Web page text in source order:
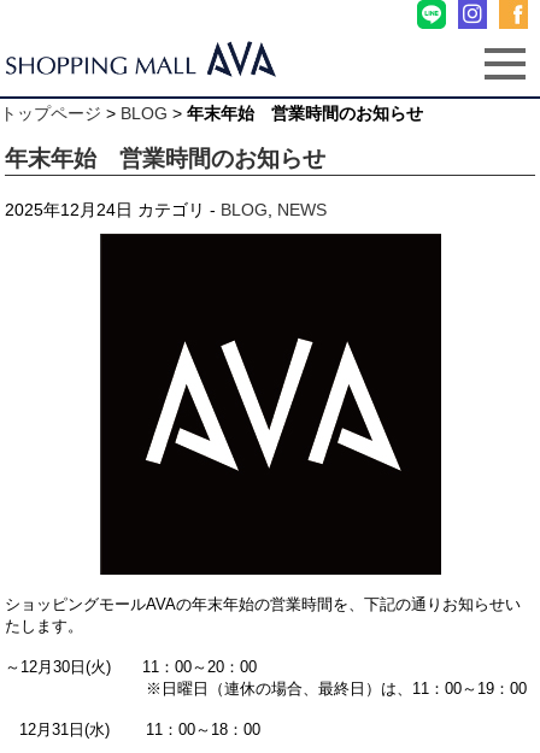
トップページ > BLOG > 年末年始 営業時間のお知らせ
年末年始 営業時間のお知らせ
2025年12月24日 カテゴリ - BLOG NEWS
ショッピングモールAVAの年末年始の営業時間を、下記の通りお知らせい
たします。
～12月30日(火) 11：00～20：00
※日曜日（連休の場合、最終日）は、11：00～19：00
12月31日(水) 11：00～18：00